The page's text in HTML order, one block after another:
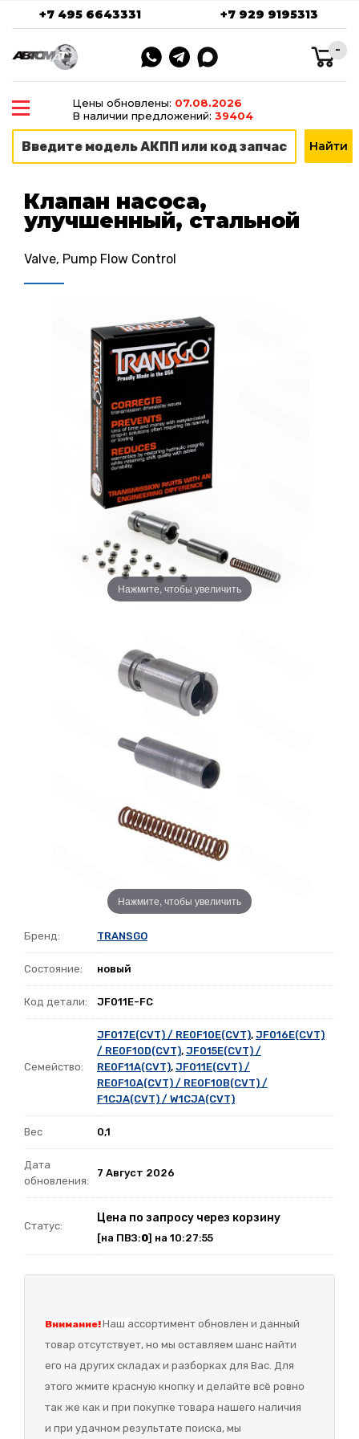
+7 495 6643331 +7 929 9195313
-
Цены обновлены: 07.08.2026
В наличии предложений: 39404
Клапан насоса,
улучшенный, стальной
Valve, Pump Flow Control
Нажмите, чтобы увеличить
Нажмите, чтобы увеличить
Бренд: TRANSGO
Состояние: новый
Код детали: JF011E-FC
Семейство:
JF017E(CVT) / RE0F10E(CVT), JF016E(CVT)
/ RE0F10D(CVT), JF015E(CVT) /
RE0F11A(CVT), JF011E(CVT) /
RE0F10A(CVT) / RE0F10B(CVT) /
F1CJA(CVT) / W1CJA(CVT)
Вес 0,1
Дата
обновления:
7 Август 2026
Статус:
Цена по запросу через корзину
[на ПВЗ:0] на 10:27:55
Внимание!Наш ассортимент обновлен и данный
товар отсутствует, но мы оставляем шанс найти
его на других складах и разборках для Вас. Для
этого жмите красную кнопку и делайте всё ровно
так же как и при покупке товара нашего наличия
и при удачном результате поиска, мы